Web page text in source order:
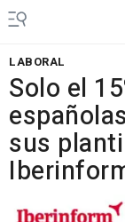
LABORAL
Solo el
sus